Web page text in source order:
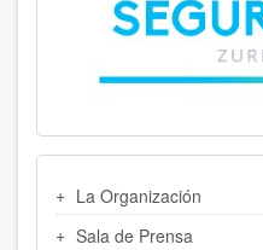
LATERAL
La Organización
Sala de Prensa